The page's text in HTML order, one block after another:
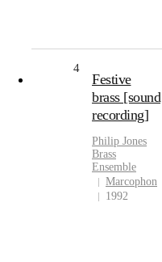
4
Festive
brass [sound
recording]
Philip Jones
Brass
Ensemble
Marcophon
1992